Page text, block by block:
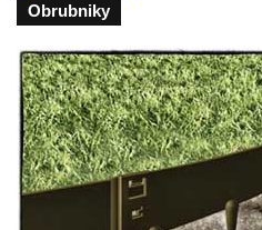
Franzeho kříž u domu čp. 356 v
Mikulášovicích
Hammerberský kříž na
domy čp. 739 a 758 v
Kříž Johannese Herlta poblíž
v Mikulášovicích
Drascheho kříž na zahradě
Obrubniky